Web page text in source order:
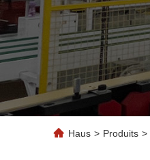
Haus > Produits >